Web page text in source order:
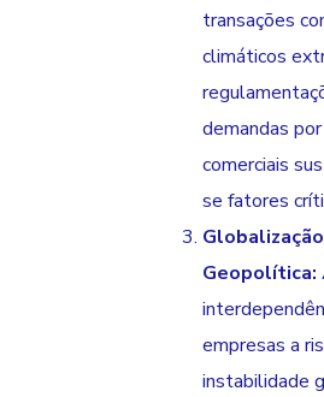
transações
climáticos
demandas
comerciais
se fatores
Geopolítica:
empresas a
instabilidade